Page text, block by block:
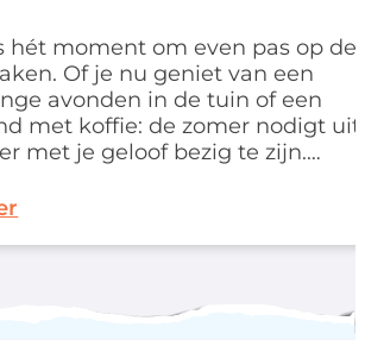
hét moment om even pas op de
Of je nu geniet van een
avonden in de tuin of een
met koffie: de zomer nodigt uit
met je geloof bezig te zijn.
waarmee je extra